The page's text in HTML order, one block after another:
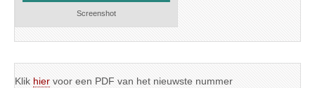
Screenshot
Klik hier voor een PDF van het nieuwste nummer